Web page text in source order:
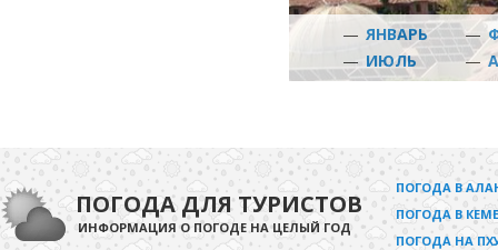
— ЯНВАРЬ —
— ИЮЛЬ —
ПОГОДА ДЛЯ ТУРИСТОВ
ИНФОРМАЦИЯ О ПОГОДЕ НА ЦЕЛЫЙ ГОД
ПОГОДА В
ПОГОДА В
ПОГОДА НА